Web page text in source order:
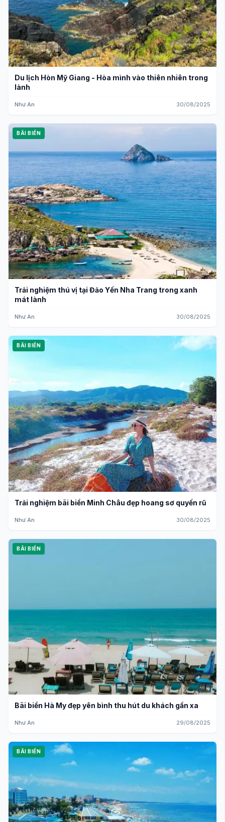
Du lịch Hòn Mỹ Giang - Hòa mình vào thiên nhiên trong
lành
Như An 30/08/2025
BÃI BIỂN
Trải nghiệm thú vị tại Đảo Yến Nha Trang trong xanh
mát lành
Như An 30/08/2025
BÃI BIỂN
Trải nghiệm bãi biển Minh Châu đẹp hoang sơ quyến rũ
Như An 30/08/2025
BÃI BIỂN
Bãi biển Hà My đẹp yên bình thu hút du khách gần xa
Như An 29/08/2025
BÃI BIỂN